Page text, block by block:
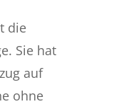
die
Sie hat
auf
ohne